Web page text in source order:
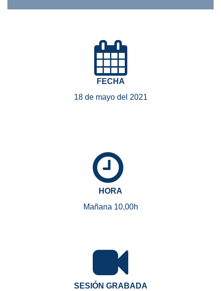
FECHA
18 de mayo del 2021
HORA
Mañana 10,00h
SESIÓN GRABADA